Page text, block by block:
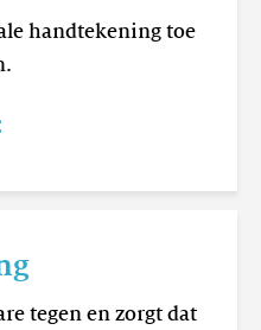
handtekening toe
tegen en zorgt dat